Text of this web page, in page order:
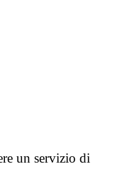
un servizio di